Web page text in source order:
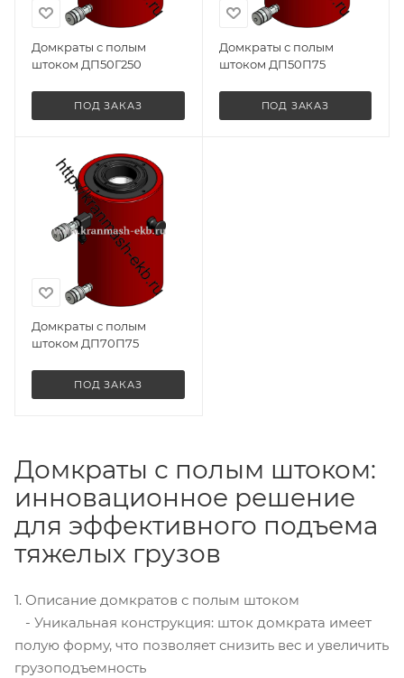
Домкраты с полым
штоком ДП50Г250
ПОД ЗАКАЗ
Домкраты с полым
штоком ДП50П75
ПОД ЗАКАЗ
Домкраты с полым
штоком ДП70П75
ПОД ЗАКАЗ
Домкраты с полым штоком:
инновационное решение
для эффективного подъема
тяжелых грузов
1. Описание домкратов с полым штоком
- Уникальная конструкция: шток домкрата имеет
полую форму, что позволяет снизить вес и увеличить
грузоподъемность